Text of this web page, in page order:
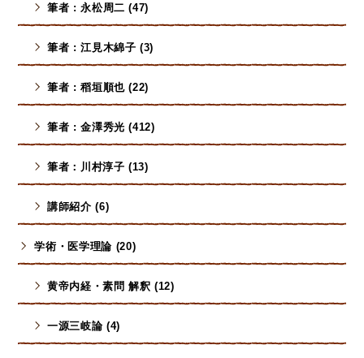
筆者 : 永松周二 (47)
筆者 : 江見木綿子 (3)
筆者 : 稻垣順也 (22)
筆者 : 金澤秀光 (412)
筆者：川村淳子 (13)
講師紹介 (6)
学術・医学理論 (20)
黄帝内経・素問 解釈 (12)
一源三岐論 (4)